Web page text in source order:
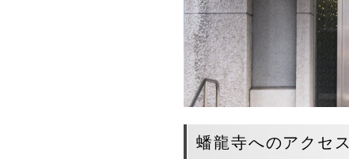
蟠龍寺へのアクセス